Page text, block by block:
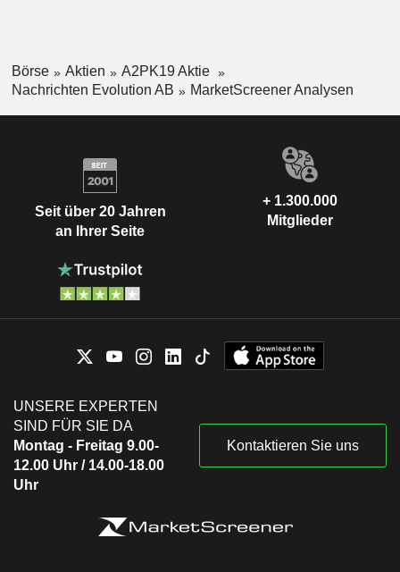
Börse Aktien
A2PK19 Aktie
Nachrichten Evolution AB
MarketScreener Analysen
Seit über 20 Jahren
an Ihrer Seite
+ 1.300.000
Mitglieder
UNSERE EXPERTEN
SIND FÜR SIE DA
Montag - Freitag 9.00-
12.00 Uhr / 14.00-18.00
Uhr
Kontaktieren Sie uns